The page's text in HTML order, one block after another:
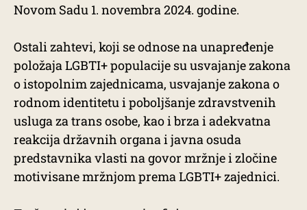
Novom Sadu 1. novembra 2024. godine.
Ostali zahtevi, koji se odnose na unapređenje
položaja LGBTI+ populacije su usvajanje zakona
o istopolnim zajednicama, usvajanje zakona o
rodnom identitetu i poboljšanje zdravstvenih
usluga za trans osobe, kao i brza i adekvatna
reakcija državnih organa i javna osuda
predstavnika vlasti na govor mržnje i zločine
motivisane mržnjom prema LGBTI+ zajednici.